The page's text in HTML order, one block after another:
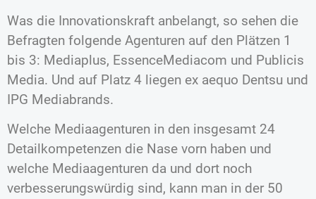
Was die Innovationskraft anbelangt, so sehen die
Befragten folgende Agenturen auf den Plätzen 1
bis 3: Mediaplus, EssenceMediacom und Publicis
Media. Und auf Platz 4 liegen ex aequo Dentsu und
IPG Mediabrands.
Welche Mediaagenturen in den insgesamt 24
Detailkompetenzen die Nase vorn haben und
welche Mediaagenturen da und dort noch
verbesserungswürdig sind, kann man in der 50